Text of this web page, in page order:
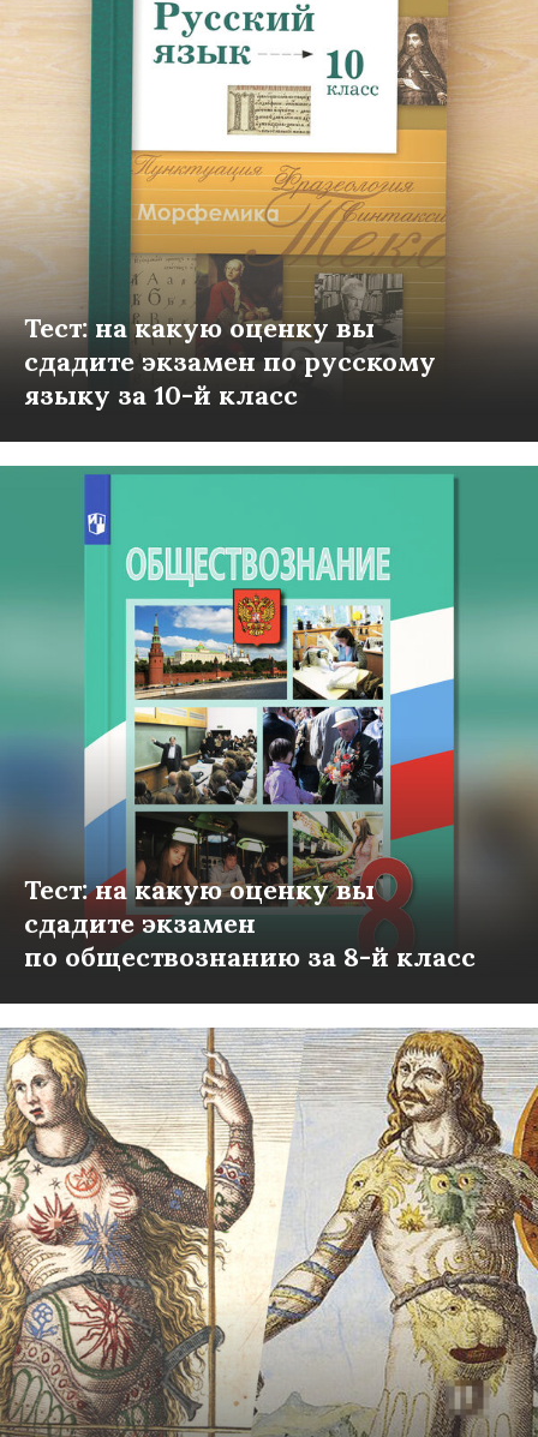
Тест: на какую оценку вы
сдадите экзамен по русскому
языку за 10-й класс
Тест: на какую оценку вы
сдадите экзамен
по обществознанию за 8-й класс